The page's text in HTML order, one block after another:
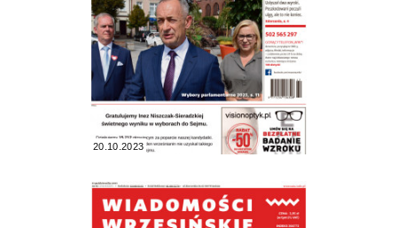
20.10.2023